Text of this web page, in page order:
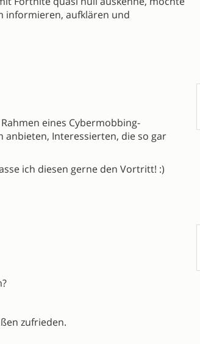
informieren, aufklären und
eines Cybermobbing-
anbieten, Interessierten, die so gar
ich diesen gerne den Vortritt! :)
zufrieden.